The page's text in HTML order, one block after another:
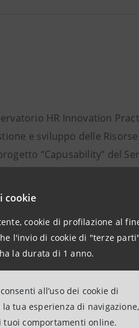
cookie
cookie di profilazione al
l'invio di cookie di "terze
la durata di 1 anno.
all’uso dei cookie di
tua esperienza di
comportamenti online.
HR Innovation
e sviluppo delle
“Capusability” del
sia sulla
risorse formative
"Diversity
che